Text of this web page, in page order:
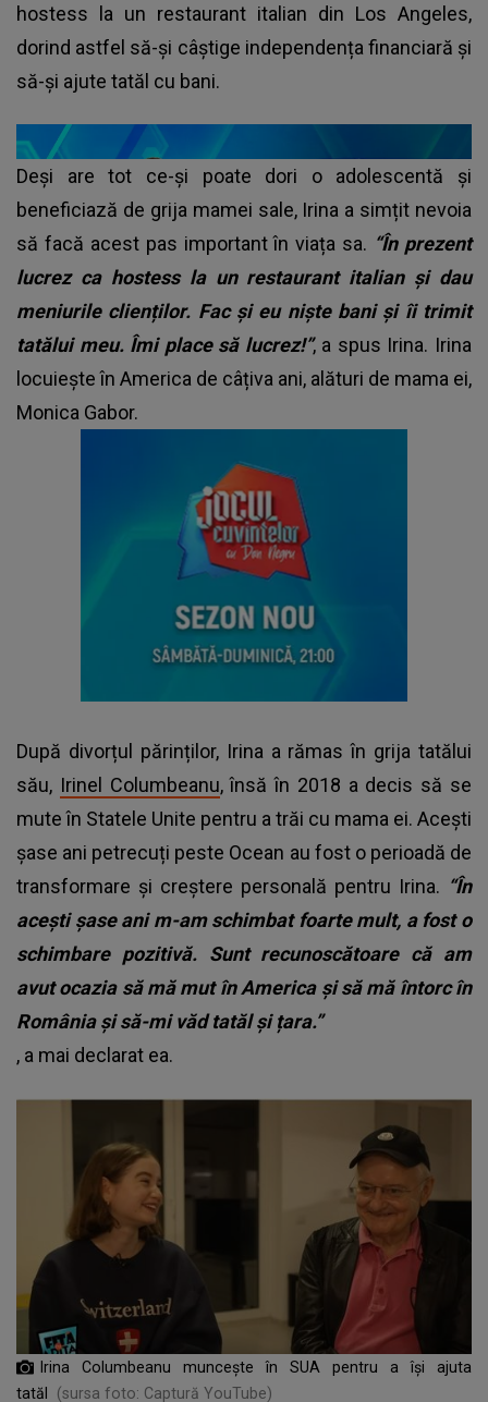
hostess la un restaurant italian din Los Angeles,
dorind astfel să-și câștige independența financiară și
să-și ajute tatăl cu bani.
Deși are tot ce-și poate dori o adolescentă și
beneficiază de grija mamei sale, Irina a simțit nevoia
să facă acest pas important în viața sa. “În prezent
lucrez ca hostess la un restaurant italian și dau
meniurile clienților. Fac și eu niște bani și îi trimit
tatălui meu. Îmi place să lucrez!”, a spus Irina. Irina
locuiește în America de câțiva ani, alături de mama ei,
Monica Gabor.
După divorțul părinților, Irina a rămas în grija tatălui
său, Irinel Columbeanu, însă în 2018 a decis să se
mute în Statele Unite pentru a trăi cu mama ei. Acești
șase ani petrecuți peste Ocean au fost o perioadă de
transformare și creștere personală pentru Irina. “În
acești șase ani m-am schimbat foarte mult, a fost o
schimbare pozitivă. Sunt recunoscătoare că am
avut ocazia să mă mut în America și să mă întorc în
România și să-mi văd tatăl și țara.”
, a mai declarat ea.
Irina Columbeanu muncește în SUA pentru a își ajuta
tatăl
(sursa foto: Captură YouTube)